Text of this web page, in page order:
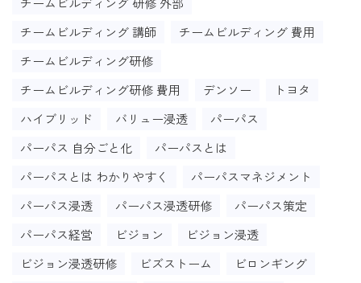
チームビルディング 講師
チームビルディング 費用
チームビルディング研修
チームビルディング研修 費用
デンソー
トヨタ
ハイブリッド
バリュー浸透
パーパス
パーパス 自分ごと化
パーパスとは
パーパスとは わかりやすく
パーパスマネジメント
パーパス浸透
パーパス浸透研修
パーパス策定
パーパス経営
ビジョン
ビジョン浸透
ビジョン浸透研修
ビズストーム
ビロンギング